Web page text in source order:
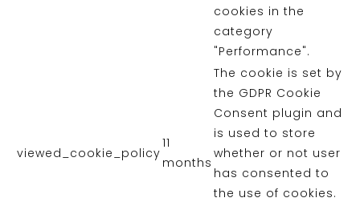
cookies in the
category
"Performance".
viewed_cookie_policy
11
months
The cookie is set by
the GDPR Cookie
Consent plugin and
is used to store
whether or not user
has consented to
the use of cookies.